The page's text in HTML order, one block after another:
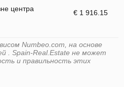
центра
€ 1 916.15
Numbeo.com, на основе
. Spain-Real.Estate не может
и правильность этих